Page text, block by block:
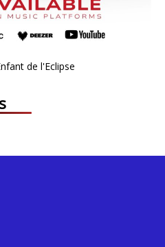
de l'Eclipse